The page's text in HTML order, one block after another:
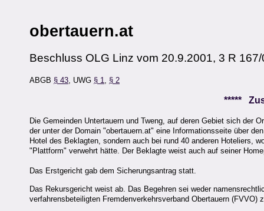
obertauern.at
Beschluss OLG Linz vom 20.9.2001, 3 R
ABGB § 43, UWG § 1, § 2
*****
Die Gemeinden Untertauern und Tweng, auf deren Gebiet sich der
der unter der Domain "obertauern.at" eine Informationsseite über
Hotel des Beklagten, sondern auch bei rund 40 anderen Hoteliers,
"Plattform" verwehrt hätte. Der Beklagte weist auch auf seiner
Das Erstgericht gab dem Sicherungsantrag statt.
Das Rekursgericht weist ab. Das Begehren sei weder
verfahrensbeteiligten Fremdenverkehrsverband Obertauern